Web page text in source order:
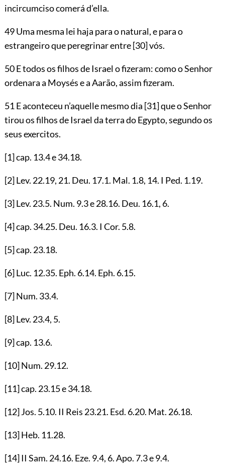
incircumciso comerá d’ella.
49 Uma mesma lei haja para o natural, e para o
estrangeiro que peregrinar entre[30]vós.
50 E todos os filhos de Israel o fizeram: como o Senhor
ordenara a Moysés e a Aarão, assim fizeram.
51 E aconteceu n’aquelle mesmo dia [31]que o Senhor
tirou os filhos de Israel da terra do Egypto, segundo os
seus exercitos.
[1]cap. 13.4e34.18.
[2]Lev. 22.19, 21. Deu. 17.1. Mal. 1.8, 14. I Ped. 1.19.
[3]Lev. 23.5. Num. 9.3e28.16. Deu. 16.1, 6.
[4]cap. 34.25. Deu. 16.3. I Cor. 5.8.
[5]cap. 23.18.
[6]Luc. 12.35. Eph. 6.14. Eph. 6.15.
[7]Num. 33.4.
[8]Lev. 23.4, 5.
[9]cap. 13.6.
[10]Num. 29.12.
[11]cap. 23.15e34.18.
[12]Jos. 5.10. II Reis 23.21. Esd. 6.20. Mat. 26.18.
[13]Heb. 11.28.
[14]II Sam. 24.16. Eze. 9.4, 6. Apo. 7.3e9.4.